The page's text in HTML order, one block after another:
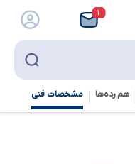
۱
هم رده‌ها‌ مشخصات فنی